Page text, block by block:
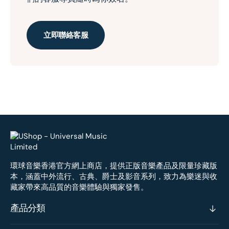
立即聯絡客服
環球音樂香港官方網上商店，提供正版音樂產品及限量珍藏版
本，涵蓋中外流行、古典、爵士及影音系列，致力為樂迷與收
藏家帶來高品質的音樂體驗與獨家發售。
產品分類